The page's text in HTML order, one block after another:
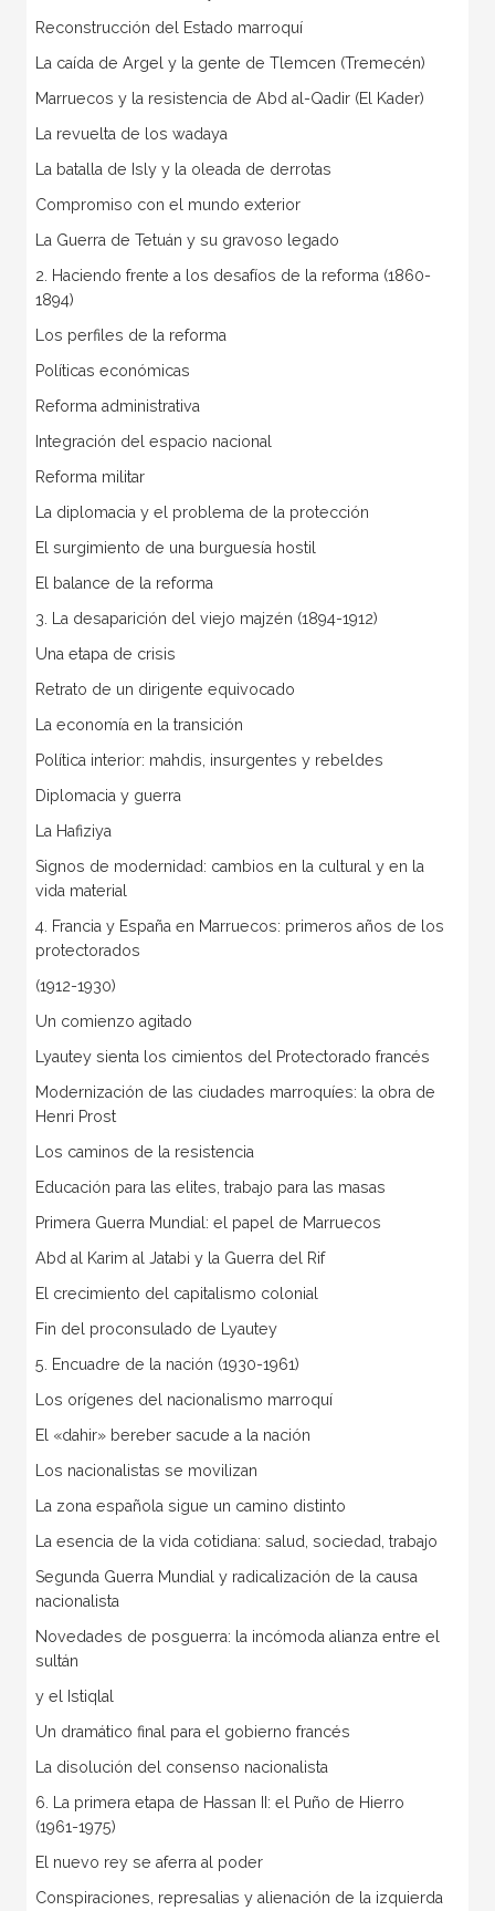
Reconstrucción del Estado marroquí
La caída de Argel y la gente de Tlemcen (Tremecén)
Marruecos y la resistencia de Abd al-Qadir (El Kader)
La revuelta de los wadaya
La batalla de Isly y la oleada de derrotas
Compromiso con el mundo exterior
La Guerra de Tetuán y su gravoso legado
2. Haciendo frente a los desafíos de la reforma (1860-
1894)
Los perfiles de la reforma
Políticas económicas
Reforma administrativa
Integración del espacio nacional
Reforma militar
La diplomacia y el problema de la protección
El surgimiento de una burguesía hostil
El balance de la reforma
3. La desaparición del viejo majzén (1894-1912)
Una etapa de crisis
Retrato de un dirigente equivocado
La economía en la transición
Política interior: mahdis, insurgentes y rebeldes
Diplomacia y guerra
La Hafiziya
Signos de modernidad: cambios en la cultural y en la
vida material
4. Francia y España en Marruecos: primeros años de los
protectorados
(1912-1930)
Un comienzo agitado
Lyautey sienta los cimientos del Protectorado francés
Modernización de las ciudades marroquíes: la obra de
Henri Prost
Los caminos de la resistencia
Educación para las elites, trabajo para las masas
Primera Guerra Mundial: el papel de Marruecos
Abd al Karim al Jatabi y la Guerra del Rif
El crecimiento del capitalismo colonial
Fin del proconsulado de Lyautey
5. Encuadre de la nación (1930-1961)
Los orígenes del nacionalismo marroquí
El «dahir» bereber sacude a la nación
Los nacionalistas se movilizan
La zona española sigue un camino distinto
La esencia de la vida cotidiana: salud, sociedad, trabajo
Segunda Guerra Mundial y radicalización de la causa
nacionalista
Novedades de posguerra: la incómoda alianza entre el
sultán
y el Istiqlal
Un dramático final para el gobierno francés
La disolución del consenso nacionalista
6. La primera etapa de Hassan II: el Puño de Hierro
(1961-1975)
El nuevo rey se aferra al poder
Conspiraciones, represalias y alienación de la izquierda